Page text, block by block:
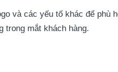
và các yếu tố khác để phù
trong mắt khách hàng.